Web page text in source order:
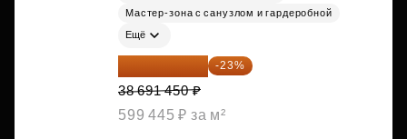
Мастер-зона с санузлом и гардеробной
Ещё
29 792 417 ₽ -23%
38 691 450 ₽
599 445 ₽ за м²